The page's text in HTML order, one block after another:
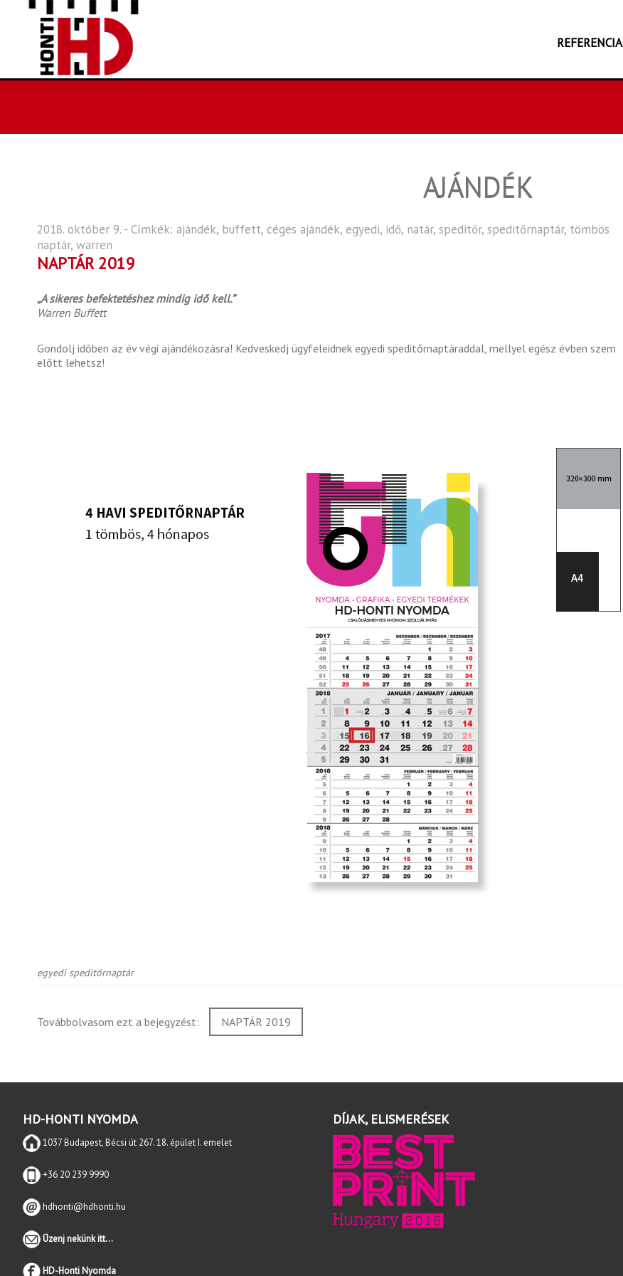
REFERENCIA
AJÁNDÉK
2018. október 9. - Címkék: ajándék, buffett, céges ajándék, egyedi, idő, natár, speditőr, speditőrnaptár, tömbös
naptár, warren
NAPTÁR 2019
„A sikeres befektetéshez mindig idő kell.”
Warren Buffett
Gondolj időben az év végi ajándékozásra! Kedveskedj ügyfeleidnek egyedi speditőrnaptáraddal, mellyel egész évben szem
előtt lehetsz!
egyedi speditőrnaptár
Továbbolvasom ezt a bejegyzést: NAPTÁR 2019
HD-HONTI NYOMDA
1037 Budapest, Bécsi út 267. 18. épület I. emelet
+36 20 239 9990
hdhonti@hdhonti.hu
Üzenj nekünk itt...
HD-Honti Nyomda
DÍJAK, ELISMERÉSEK